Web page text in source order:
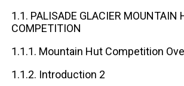
1.1. PALISADE GLACIER MOUNTAIN
COMPETITION
1.1.1. Mountain Hut Competition
1.1.2. Introduction 2